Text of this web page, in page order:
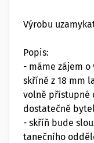
Výrobu
Popis:
- máme zájem
skříně z 18 mm
volně přístupné
dostatečně
- skříň bude
tanečního